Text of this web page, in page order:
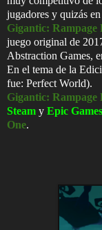
jugadores y quizás
Gigantic: Rampage
juego original de
Abstraction Games,
En el tema de la
fue: Perfect World).
Gigantic: Rampage
Steam y Epic
One.